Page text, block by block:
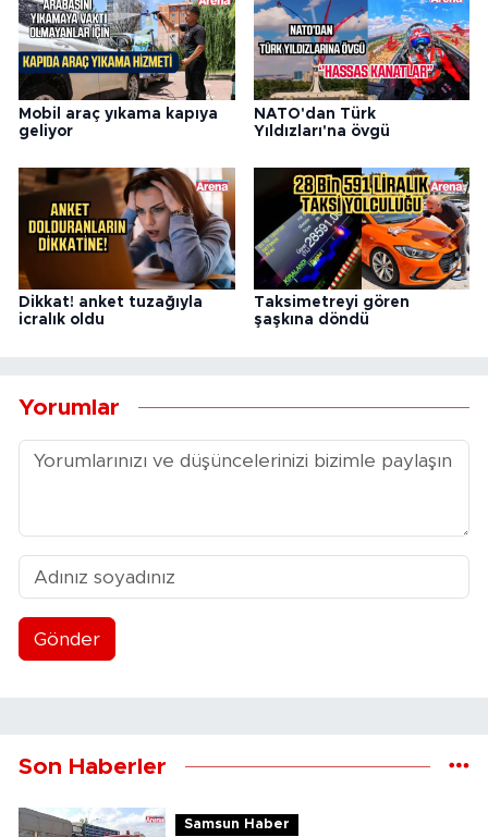
Mobil araç yıkama kapıya
geliyor
NATO'dan Türk
Yıldızları'na övgü
Dikkat! anket tuzağıyla
icralık oldu
Taksimetreyi gören
şaşkına döndü
Yorumlar
Gönder
Son Haberler
Samsun Haber